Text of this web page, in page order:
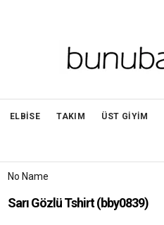
ELBİSE TAKIM ÜST GİYİM
No Name
Sarı Gözlü Tshirt(bby0839)